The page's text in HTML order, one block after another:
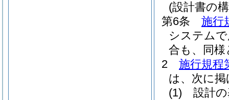
(設計書の
第6条
施行
システム
合も、同
2
施行規程
は、次に
(1)
設計